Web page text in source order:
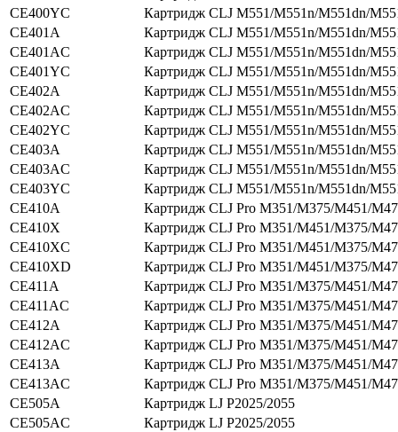
CE400YC
Картридж CLJ M551/M551n/M551dn/
CE401A
Картридж CLJ M551/M551n/M551dn/
CE401AC
Картридж CLJ M551/M551n/M551dn/
CE401YC
Картридж CLJ M551/M551n/M551dn/
CE402A
Картридж CLJ M551/M551n/M551dn/
CE402AC
Картридж CLJ M551/M551n/M551dn/
CE402YC
Картридж CLJ M551/M551n/M551dn/
CE403A
Картридж CLJ M551/M551n/M551dn/
CE403AC
Картридж CLJ M551/M551n/M551dn/
CE403YC
Картридж CLJ M551/M551n/M551dn/
CE410A
Картридж CLJ Pro M351/M375/M451/
CE410X
Картридж CLJ Pro M351/M451/M375/
CE410XC
Картридж CLJ Pro M351/M451/M375/
CE410XD
Картридж CLJ Pro M351/M451/M375/
CE411A
Картридж CLJ Pro M351/M375/M451/
CE411AC
Картридж CLJ Pro M351/M375/M451/
CE412A
Картридж CLJ Pro M351/M375/M451/
CE412AC
Картридж CLJ Pro M351/M375/M451/
CE413A
Картридж CLJ Pro M351/M375/M451/
CE413AC
Картридж CLJ Pro M351/M375/M451/
CE505A
Картридж LJ P2025/2055
CE505AC
Картридж LJ P2025/2055